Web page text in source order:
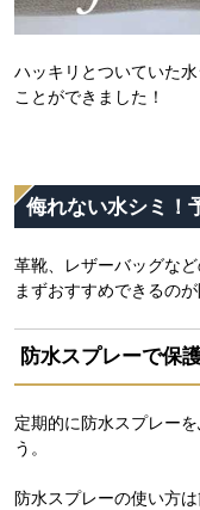
ハッキリとついていた
ことができました！
侮れない水シミ！
革靴、レザーバッグな
まずおすすめできるの
防水スプレーで保
定期的に防水スプレー
う。
防水スプレーの使い方